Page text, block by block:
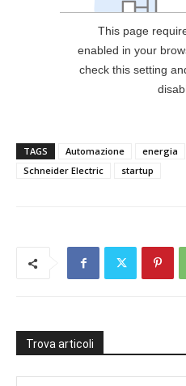
TAGS Automazione energia
Schneider Electric
startup
Trova articoli